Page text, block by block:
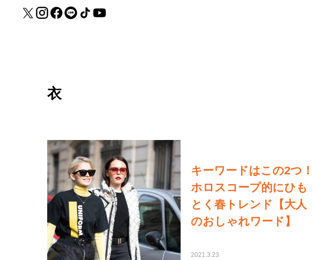
衣
キーワードはこの2つ！
ホロスコープ的にひも
とく春トレンド【大人
のおしゃれワード】
2021.3.23